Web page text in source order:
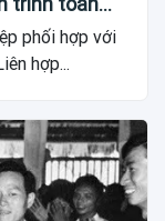
phối hợp với
hợp...